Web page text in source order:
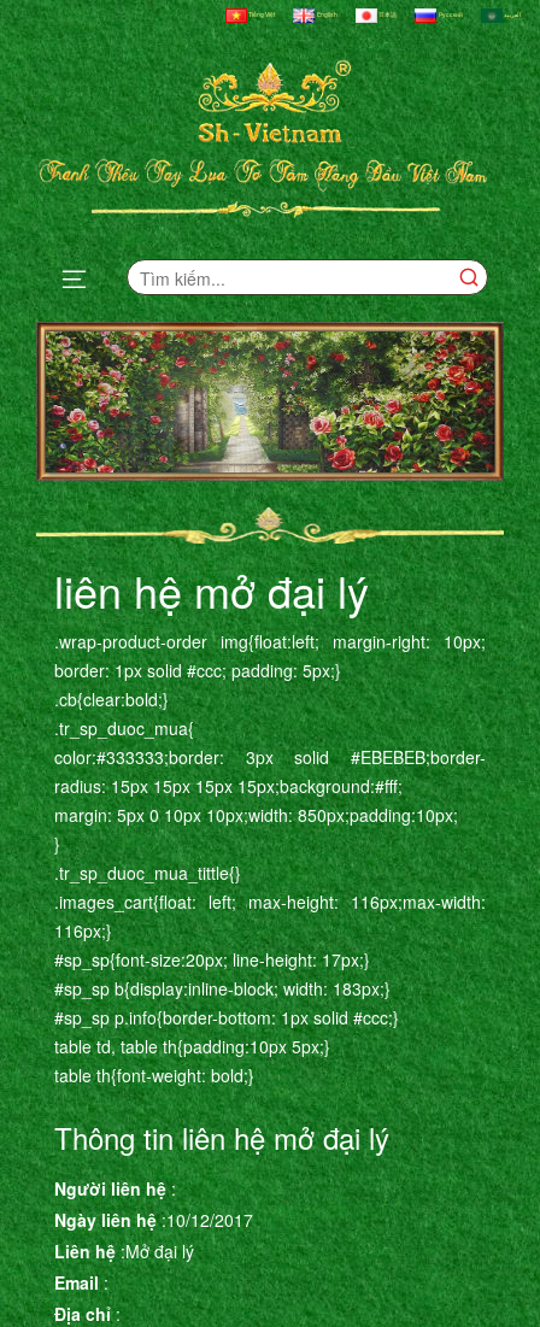
Tiếng Việt English 日本語 Русский العربية
liên hệ mở đại lý
.wrap-product-order img{float:left; margin-right: 10px;
border: 1px solid #ccc; padding: 5px;}
.cb{clear:bold;}
.tr_sp_duoc_mua{
color:#333333;border: 3px solid #EBEBEB;border-
radius: 15px 15px 15px 15px;background:#fff;
margin: 5px 0 10px 10px;width: 850px;padding:10px;
}
.tr_sp_duoc_mua_tittle{}
.images_cart{float: left; max-height: 116px;max-width:
116px;}
#sp_sp{font-size:20px; line-height: 17px;}
#sp_sp b{display:inline-block; width: 183px;}
#sp_sp p.info{border-bottom: 1px solid #ccc;}
table td, table th{padding:10px 5px;}
table th{font-weight: bold;}
Thông tin liên hệ mở đại lý
Người liên hệ:
Ngày liên hệ:10/12/2017
Liên hệ:Mở đại lý
Email:
Địa chỉ: